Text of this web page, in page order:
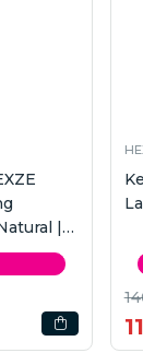
|